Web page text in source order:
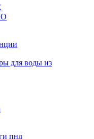
для воды из
пнд